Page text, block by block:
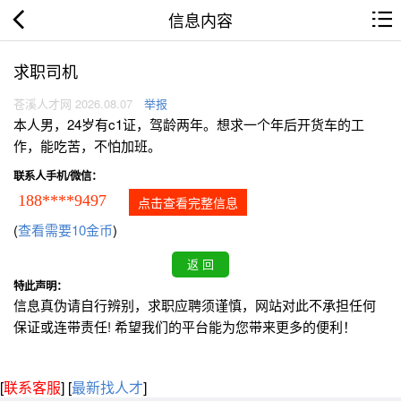
信息内容
求职司机
苍溪人才网 2026.08.07 举报
本人男，24岁有c1证，驾龄两年。想求一个年后开货车的工
作，能吃苦，不怕加班。
联系人手机/微信：
188****9497 点击查看完整信息
(查看需要10金币)
特此声明：
信息真伪请自行辨别，求职应聘须谨慎，网站对此不承担任何
保证或连带责任! 希望我们的平台能为您带来更多的便利！
[联系客服] [最新找人才]